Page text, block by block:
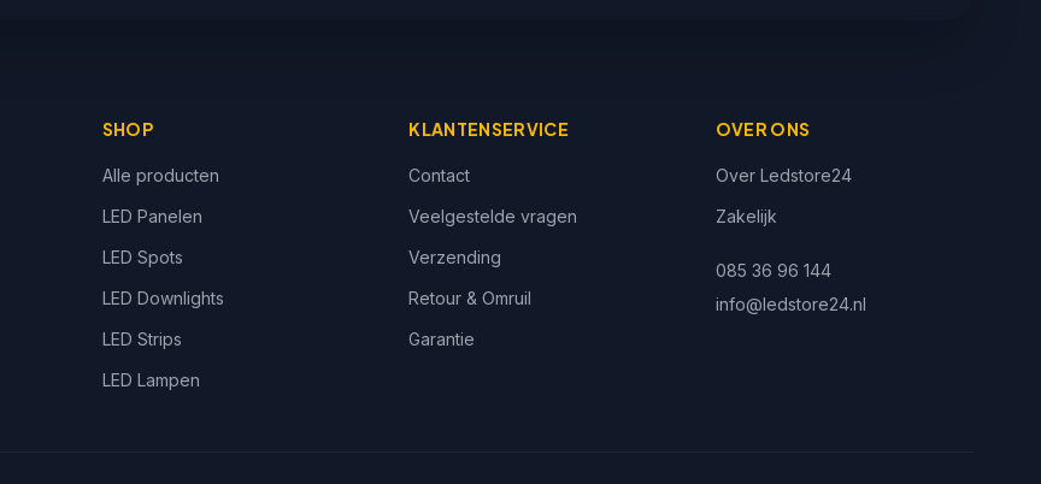
SHOP
Alle producten
LED Panelen
LED Spots
LED Downlights
LED Strips
LED Lampen
KLANTENSERVICE
Contact
Veelgestelde vragen
Verzending
Retour & Omruil
Garantie
OVER ONS
Over Ledstore24
Zakelijk
085 36 96 144
info@ledstore24.nl